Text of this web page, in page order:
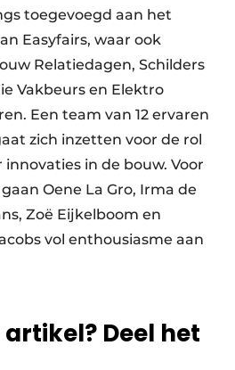
toegevoegd aan het
Easyfairs, waar ook
Relatiedagen, Schilders
Vakbeurs en Elektro
Een team van 12 ervaren
zich inzetten voor de rol
in de bouw. Voor
Oene La Gro, Irma de
Zoë Eijkelboom en
vol enthousiasme aan
Deel het